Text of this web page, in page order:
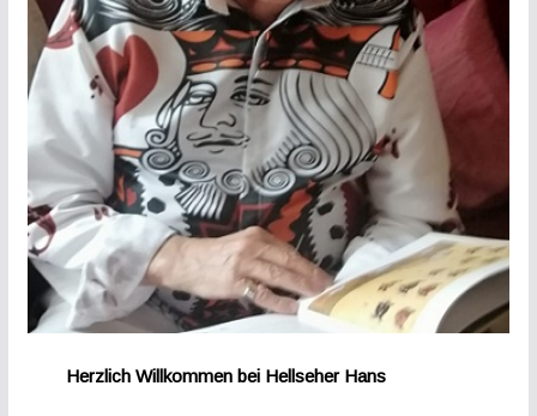
Herzlich Willkommen bei Hellseher Hans